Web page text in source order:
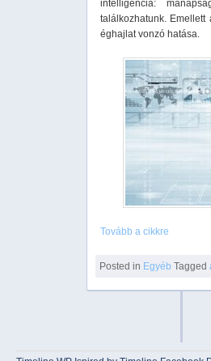
intelligencia:
találkozhatunk.
éghajlat vonzó hatása.
Tovább a cikkre
Posted in Egyéb Tagged